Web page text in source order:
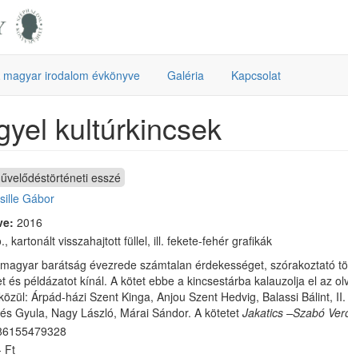
magyar irodalom évkönyve Galéria Kapcsolat
kultúrkincsek
esszé
Gábor
2016
kartonált visszahajtott füllel, ill. fekete-fehér grafikák
barátság évezrede számtalan érdekességet, szórakoztató
és példázatot kínál. A kötet ebbe a kincsestárba kalauzolja el az
Árpád-házi Szent Kinga, Anjou Szent Hedvig, Balassi Bálint,
Gyula, Nagy László, Márai Sándor. A kötetet Jakatics –Szabó
Ft